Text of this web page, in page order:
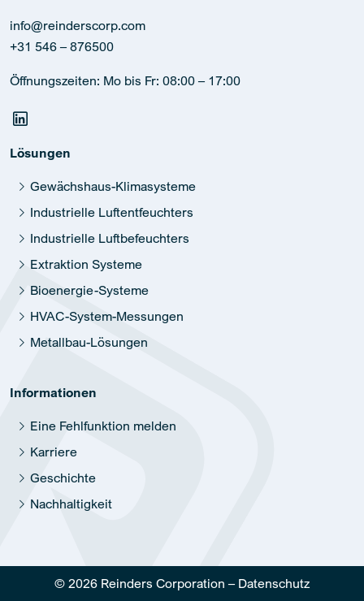
info@reinderscorp.com
+31 546 – 876500
Öffnungszeiten: Mo bis Fr: 08:00 – 17:00
Lösungen
Gewächshaus-Klimasysteme
Industrielle Luftentfeuchters
Industrielle Luftbefeuchters
Extraktion Systeme
Bioenergie-Systeme
HVAC-System-Messungen
Metallbau-Lösungen
Informationen
Eine Fehlfunktion melden
Karriere
Geschichte
Nachhaltigkeit
© 2026 Reinders Corporation – Datenschutz